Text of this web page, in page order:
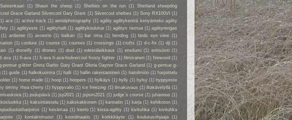
Sateenkaari (1) Shaun the sheep (1) Shelties on the run (1)
Shetland sheepdog
Grace Garland Silvercool Gary Grant (1) Silvercool shelties (1) Sony RX100VI
(1)
ace (1) active track (1) aerialphotography (1) agility agilitykenttä kenyänteko agility
(1) agilityeste (1) agilityhalli (1) agilitykoulutus (1) agilityn riemua (1) agilityrengas
(1) ardiente (1) avoeste (1) balkan (1) bar rima (1) bending (1) birds eye view (1)
(1) cordura (1) course (1) courses (1) crossings (1) crufts (1) d-c-fix (1) dji (1)
(1) dronefly (1) drones (1) duel (1) edestäleikkaus (1) ensilumi (1) entisöinti (1)
fi ava (1) fi-ava (1) fi-ava fi-ava-hsilvercool frosty fighter (1) filmivaneri (1) firewood (1)
pentue g-litter Greta Garbo Gary Grant Gloria Gaynor Grace Garland (1) g-pentue g-
(1) guide (1) halkokuorma (1) halli (1) hallin rakentaminen (1) haloilmiön (1) harjoittelu
(1) home made (1) hoop (1) hoopers (1) hylkäys (1) hylly (1) hylsy (1) hyppyeste
timmy rhea cherry (1) hyppyvalio (1) ice freezing (1) ilmakuvaus (1) iltakävelyllä (1)
(1) joulupäivä (1) jsp2021 (1) jspsm2021 (1) judge´s course (1) juhannus (1)
(1) kaksintaistelu (1) kakskakkonen (1) kannatin (1) karja (1) kehikoton (1)
(1) kesämaa (1) kierto (1) kissa-agility (1) kivituhka (1) kivituhka
(1) kontaktimuovi (1) koordinaatio (1) korkkitäyte (1) koulutusohjaaja
(1)